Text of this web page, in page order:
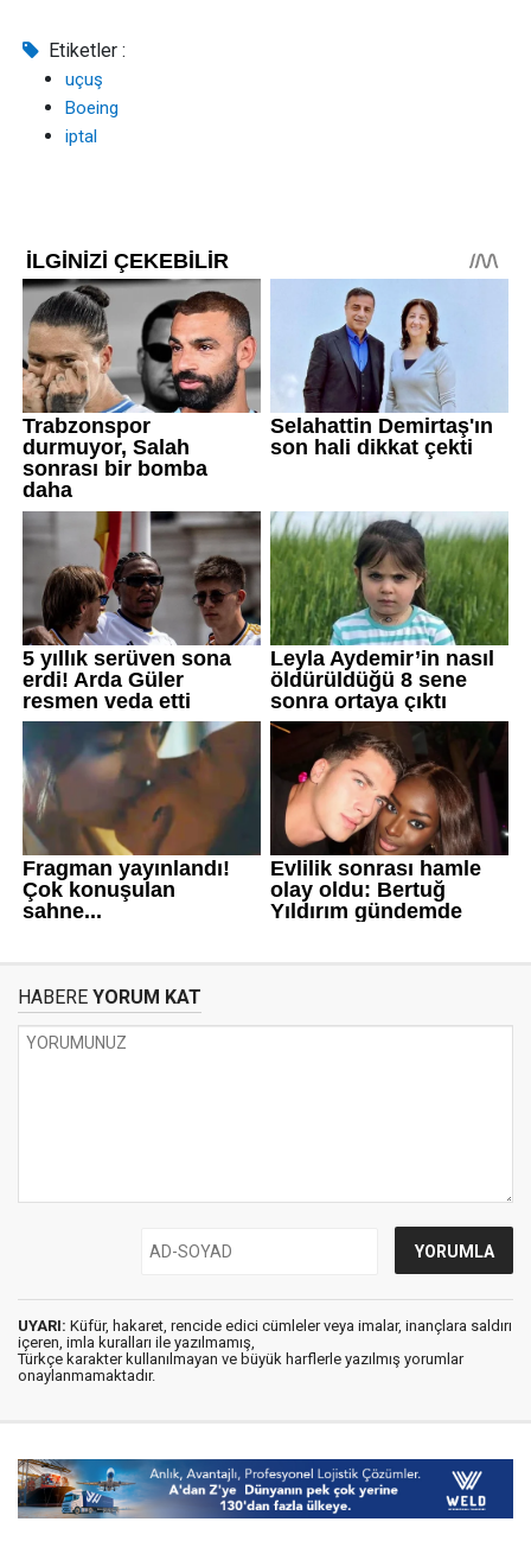
Etiketler :
uçuş
Boeing
iptal
HABERE YORUM KAT
UYARI: Küfür, hakaret, rencide edici cümleler veya imalar, inançlara saldırı
içeren, imla kuralları ile yazılmamış,
Türkçe karakter kullanılmayan ve büyük harflerle yazılmış yorumlar
onaylanmamaktadır.